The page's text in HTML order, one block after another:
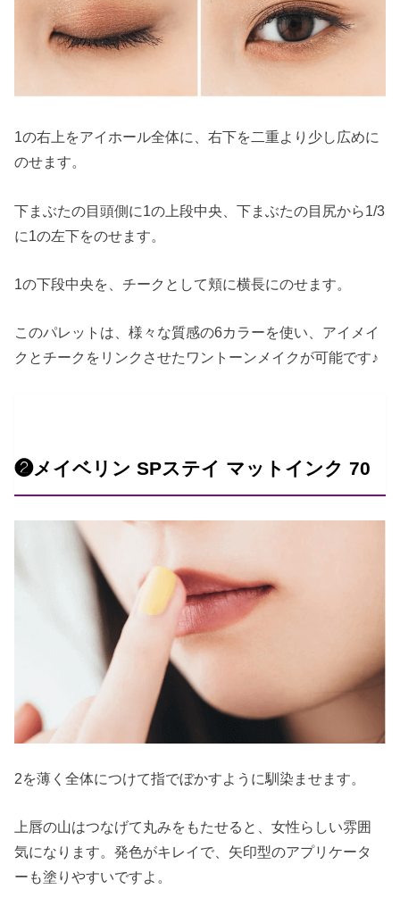
1の右上をアイホール全体に、右下を二重より少し広めに
のせます。
下まぶたの目頭側に1の上段中央、下まぶたの目尻から1/3
に1の左下をのせます。
1の下段中央を、チークとして頬に横長にのせます。
このパレットは、様々な質感の6カラーを使い、アイメイ
クとチークをリンクさせたワントーンメイクが可能です♪
❷メイベリン SPステイ マットインク 70
2を薄く全体につけて指でぼかすように馴染ませます。
上唇の山はつなげて丸みをもたせると、女性らしい雰囲
気になります。発色がキレイで、矢印型のアプリケータ
ーも塗りやすいですよ。